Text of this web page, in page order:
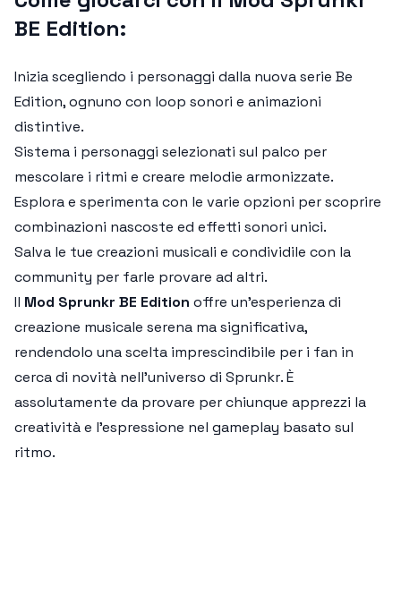
BE Edition:
Inizia scegliendo i personaggi dalla nuova serie Be
Edition, ognuno con loop sonori e animazioni
distintive.
Sistema i personaggi selezionati sul palco per
mescolare i ritmi e creare melodie armonizzate.
Esplora e sperimenta con le varie opzioni per scoprire
combinazioni nascoste ed effetti sonori unici.
Salva le tue creazioni musicali e condividile con la
community per farle provare ad altri.
Il Mod Sprunkr BE Edition offre un'esperienza di
creazione musicale serena ma significativa,
rendendolo una scelta imprescindibile per i fan in
cerca di novità nell'universo di Sprunkr. È
assolutamente da provare per chiunque apprezzi la
creatività e l'espressione nel gameplay basato sul
ritmo.